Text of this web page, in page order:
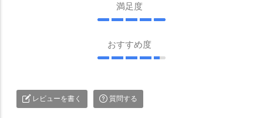
満足度
おすすめ度
レビューを書く 質問する